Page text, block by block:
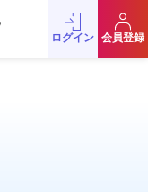
ログイン 会員登録